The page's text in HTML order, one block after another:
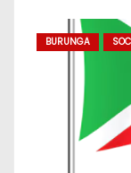
BURUNGA